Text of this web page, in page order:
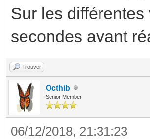
Sur les
secondes avant
Trouver
Octhib
Senior Member
06/12/2018, 21:31:23